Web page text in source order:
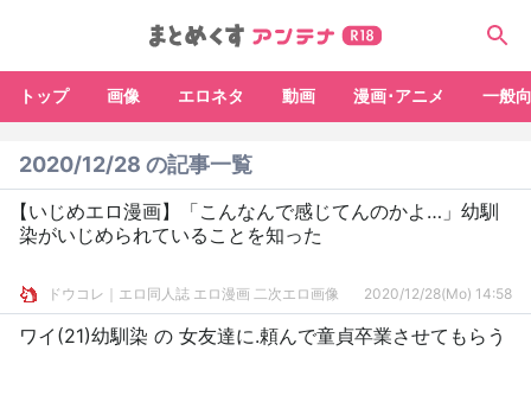
トップ 画像 エロネタ 動画 漫画･アニメ 一般
2020/12/28 の記事一覧
【いじめエロ漫画】「こんなんで感じてんのかよ…」幼馴
染がいじめられていることを知った
ドウコレ｜エロ同人誌 エロ漫画 二次エロ画像 2020/12/28(Mo) 14:58
ワイ(21)幼馴染 の 女友達に.頼んで童貞卒業させてもらう